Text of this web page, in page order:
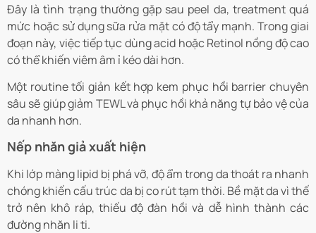
Đây là tình trạng thường gặp sau peel da, treatment quá
mức hoặc sử dụng sữa rửa mặt có độ tẩy mạnh. Trong giai
đoạn này, việc tiếp tục dùng acid hoặc Retinol nồng độ cao
có thể khiến viêm âm ỉ kéo dài hơn.
Một routine tối giản kết hợp kem phục hồi barrier chuyên
sâu sẽ giúp giảm TEWL và phục hồi khả năng tự bảo vệ của
da nhanh hơn.
Nếp nhăn giả xuất hiện
Khi lớp màng lipid bị phá vỡ, độ ẩm trong da thoát ra nhanh
chóng khiến cấu trúc da bị co rút tạm thời. Bề mặt da vì thế
trở nên khô ráp, thiếu độ đàn hồi và dễ hình thành các
đường nhăn li ti.